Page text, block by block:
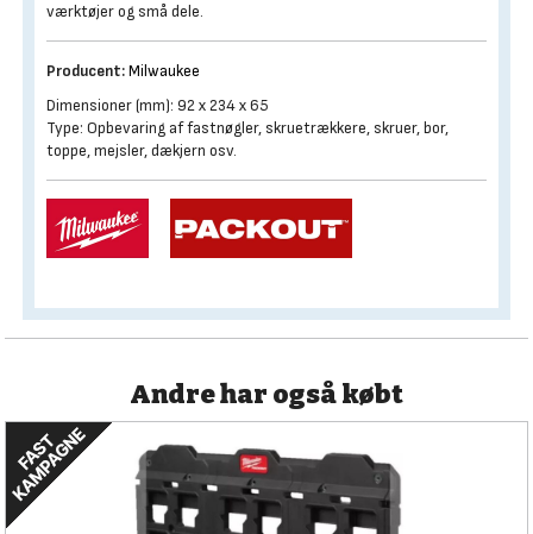
værktøjer og små dele.
Producent:Milwaukee
Dimensioner (mm): 92 x 234 x 65
Type: Opbevaring af fastnøgler, skruetrækkere, skruer, bor,
toppe, mejsler, dækjern osv.
Andre har også købt